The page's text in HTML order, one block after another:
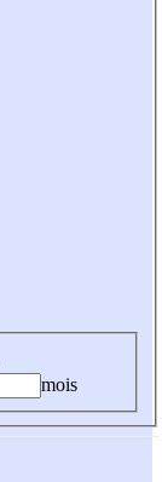
mois